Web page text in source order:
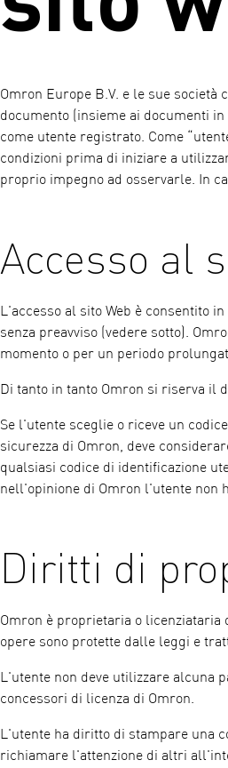
Omron Europe B.V. e le sue
documento (insieme ai documenti
come utente registrato. Come
condizioni prima di iniziare a
proprio impegno ad osservarle. In
Accesso al
L'accesso al sito Web è consentito
senza preavviso (vedere sotto).
momento o per un periodo
Di tanto in tanto Omron si riserva il
Se l'utente sceglie o riceve un
sicurezza di Omron, deve
qualsiasi codice di identificazione
nell'opinione di Omron l'utente non
Diritti di
Omron è proprietaria o
opere sono protette dalle leggi e
L'utente non deve utilizzare alcuna
concessori di licenza di Omron.
L'utente ha diritto di stampare una
richiamare l'attenzione di altri